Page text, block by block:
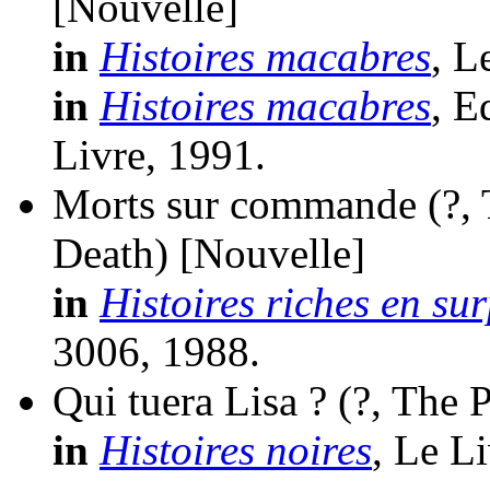
in Histoires macabres,
in Histoires macabres,
Livre, 1991.
Morts sur commande (?,
Death) [Nouvelle]
in Histoires riches en
3006, 1988.
Qui tuera Lisa ? (?, The
in Histoires noires, Le